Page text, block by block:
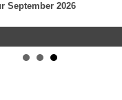
September 2026